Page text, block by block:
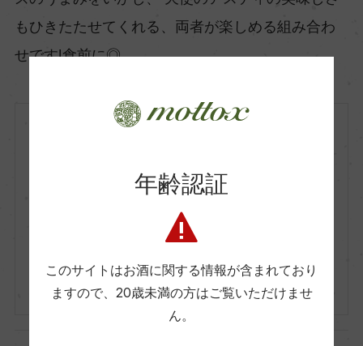
もひきたたせてくれる、両者が楽しめる組み合わ
せです!食前に◎
Santero F.lli & C. S.p.a.
Asti Degli Angeli
750ml, 1,900 yen
年齢認証
このサイトはお酒に関する情報が含まれており
ますので、 20歳未満の方はご覧いただけませ
ん。